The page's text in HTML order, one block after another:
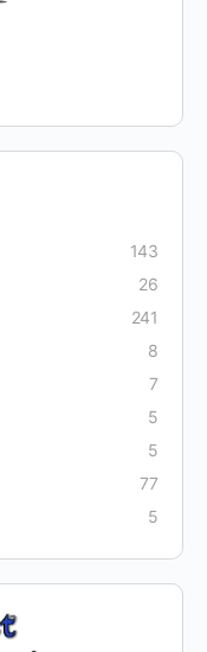
143
26
241
8
7
5
5
77
5